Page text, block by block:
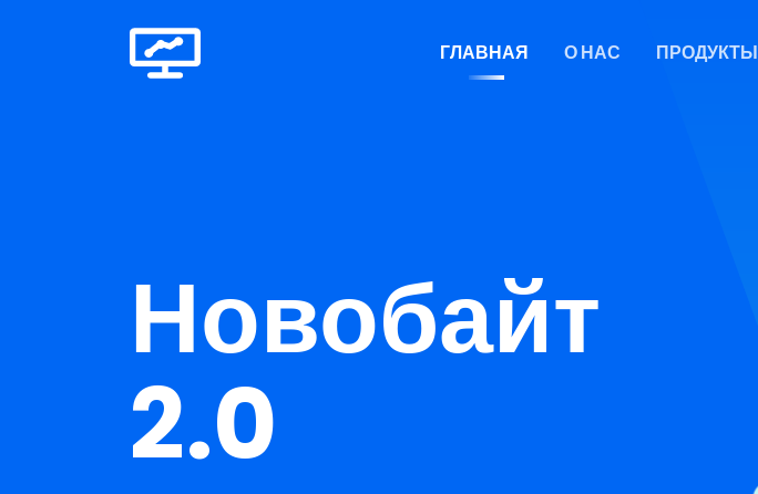
ГЛАВНАЯ О НАС ПРОДУКТЫ
Новобайт
2.0